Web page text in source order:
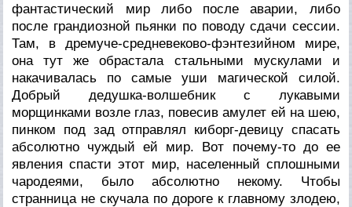
фантастический мир либо после аварии, либо
после грандиозной пьянки по поводу сдачи сессии.
Там, в дремуче-средневеково-фэнтезийном мире,
она тут же обрастала стальными мускулами и
накачивалась по самые уши магической силой.
Добрый дедушка-волшебник с лукавыми
морщинками возле глаз, повесив амулет ей на шею,
пинком под зад отправлял киборг-девицу спасать
абсолютно чуждый ей мир. Вот почему-то до ее
явления спасти этот мир, населенный сплошными
чародеями, было абсолютно некому. Чтобы
странница не скучала по дороге к главному злодею,